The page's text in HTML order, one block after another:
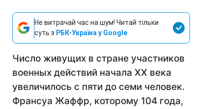
Не витрачай час на шум! Читай тільки
суть з РБК-Україна у Google
Число живущих в стране участников
военных действий начала ХХ века
увеличилось с пяти до семи человек.
Франсуа Жаффр, которому 104 года,